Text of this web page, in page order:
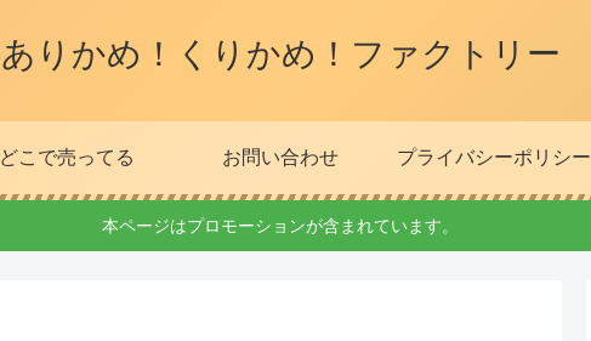
ありかめ！くりかめ！ファクトリー
どこで売ってる お問い合わせ プライバシーポリシー
本ページはプロモーションが含まれています。